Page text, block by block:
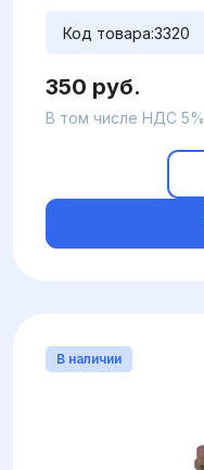
Код товара:3320
350 руб.
В том числе НДС 5%
В наличии